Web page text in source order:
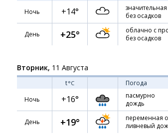
Ночь
+14°
без осадков
День +25°
облачно с
без осадков
Вторник, 11 Августа
t°C Погода
Ночь
+16°
пасмурно
дождь
День +19°
переменная
ливневый